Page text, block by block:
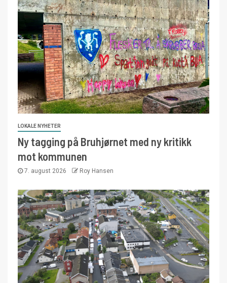
LOKALE NYHETER
Ny tagging på Bruhjørnet med ny kritikk
mot kommunen
7. august 2026 Roy Hansen